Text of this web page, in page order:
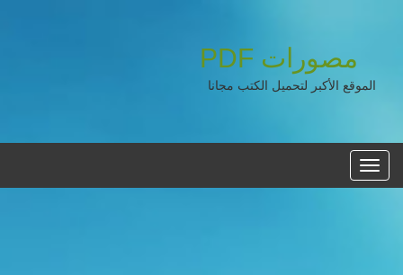
مصورات PDF
الموقع الأكبر لتحميل الكتب مجانا
القائمه
الرئيسية